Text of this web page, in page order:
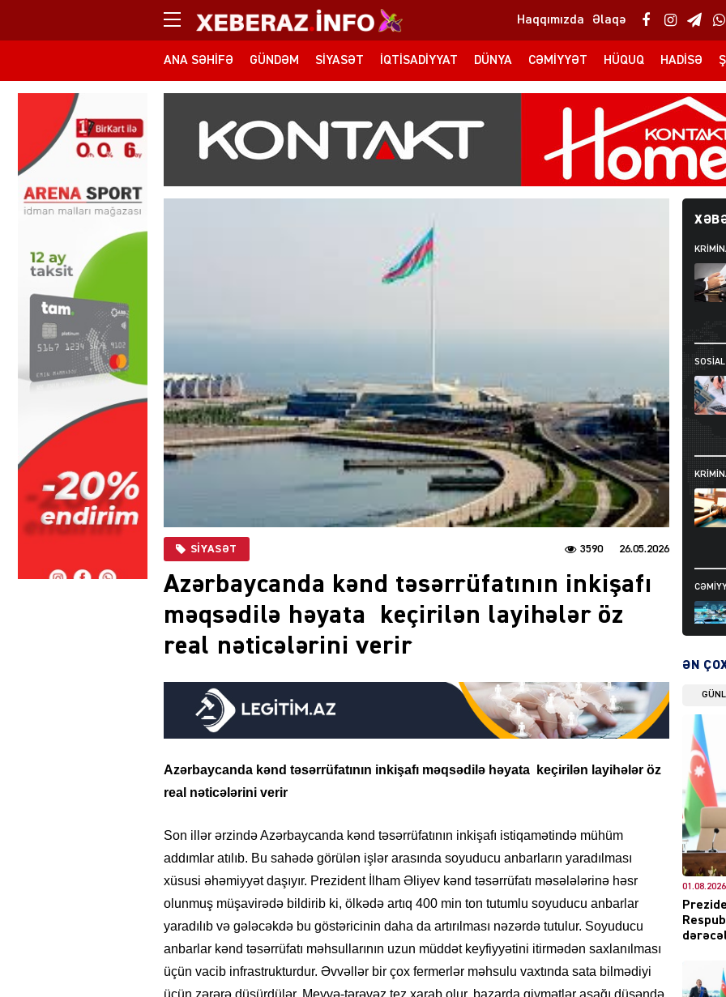
Haqqımızda Əlaqə
ANA SƏHIFƏ GÜNDƏM SIYASƏT İQTISADIYYAT DÜNYA CƏMIYYƏT HÜQUQ HADISƏ
SIYASƏT 26.05.2026
3590
Azərbaycanda kənd təsərrüfatının inkişafı
məqsədilə həyata keçirilən layihələr öz
real nəticələrini verir
Azərbaycanda kənd təsərrüfatının inkişafı məqsədilə həyata
keçirilən layihələr öz
real nəticələrini verir
Son illər ərzində Azərbaycanda kənd təsərrüfatının inkişafı istiqamətində mühüm
addımlar atılıb. Bu sahədə görülən işlər arasında soyuducu anbarların yaradılması
xüsusi əhəmiyyət daşıyır. Prezident İlham Əliyev kənd təsərrüfatı məsələlərinə həsr
olunmuş müşavirədə bildirib ki, ölkədə artıq 400 min ton tutumlu soyuducu anbarlar
yaradılıb və gələcəkdə bu göstəricinin daha da artırılması nəzərdə tutulur. Soyuducu
anbarlar kənd təsərrüfatı məhsullarının uzun müddət keyfiyyətini itirmədən saxlanılması
üçün vacib infrastrukturdur. Əvvəllər bir çox fermerlər məhsulu vaxtında sata bilmədiyi
üçün zərərə düşürdülər. Meyvə-tərəvəz tez xarab olur, bazarda qiymətlər aşağı düşəndə
SOSIAL
DÜNYA
ŞOU-
ƏN
01.08.2026